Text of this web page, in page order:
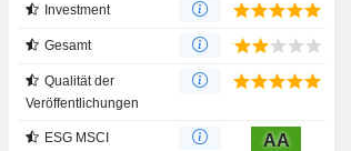
Investment
Gesamt
Qualität der
Veröffentlichungen
ESG MSCI AA